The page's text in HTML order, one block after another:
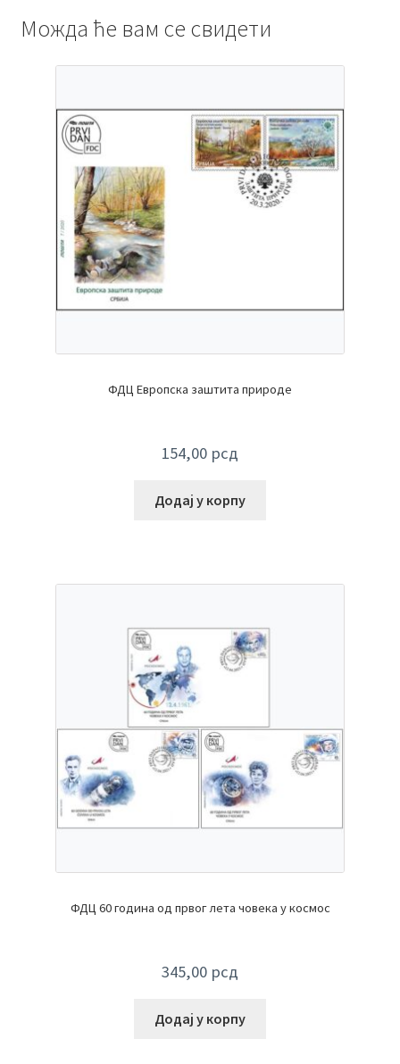
Можда ће вам се свидети
ФДЦ Европска заштита природе
154,00 рсд
Додај у корпу
ФДЦ 60 година од првог лета човека у космос
345,00 рсд
Додај у корпу